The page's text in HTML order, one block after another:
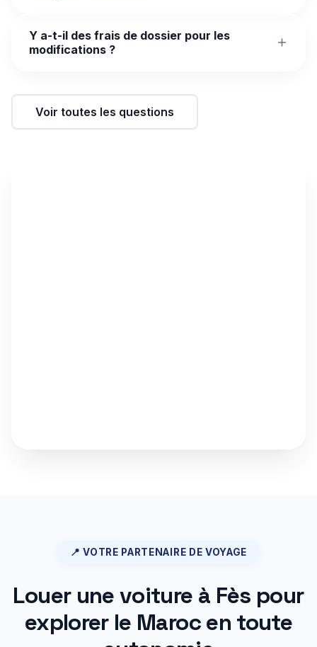
Y a-t-il des frais de dossier pour les
modifications ?
Voir toutes les questions
📍 VOTRE PARTENAIRE DE VOYAGE
Louer une voiture à Fès pour
explorer le Maroc en toute